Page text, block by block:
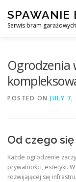
content
SPAWANIE
Serwis bram
Ogrodzenia
POSTED ON JULY 7,
Od czego
Każde ogrodzenie
prywatności, estetyki.
rozwijającej się